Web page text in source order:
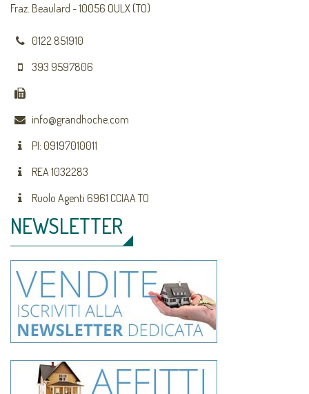
Fraz. Beaulard - 10056 OULX (TO)
0122 851910
393 9597806
info@grandhoche.com
PI: 09197010011
REA 1032283
Ruolo Agenti 6961 CCIAA TO
NEWSLETTER